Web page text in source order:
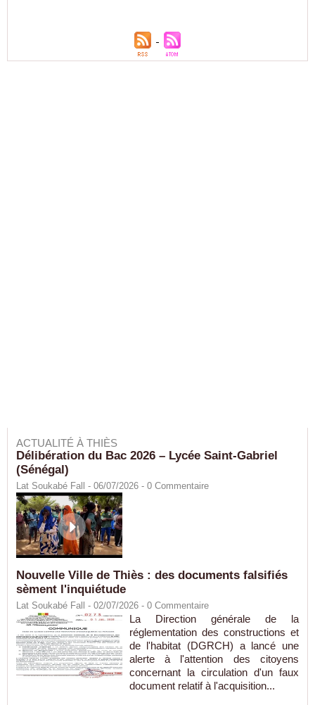
ACTUALITÉ À THIÈS
Délibération du Bac 2026 – Lycée Saint-Gabriel
(Sénégal)
Lat Soukabé Fall - 06/07/2026 - 0 Commentaire
Nouvelle Ville de Thiès : des documents falsifiés
sèment l'inquiétude
Lat Soukabé Fall - 02/07/2026 - 0 Commentaire
La Direction générale de la
réglementation des constructions et
de l'habitat (DGRCH) a lancé une
alerte à l'attention des citoyens
concernant la circulation d'un faux
document relatif à l'acquisition...